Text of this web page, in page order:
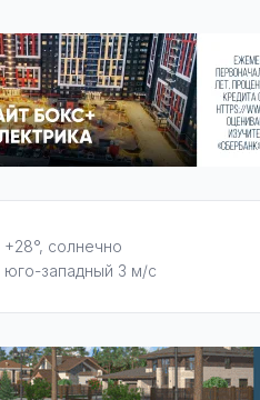
+28°, солнечно
юго-западный 3 м/с